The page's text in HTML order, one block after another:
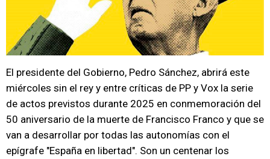
El presidente del Gobierno, Pedro Sánchez, abrirá este
miércoles sin el rey y entre críticas de PP y Vox la serie
de actos previstos durante 2025 en conmemoración del
50 aniversario de la muerte de Francisco Franco y que se
van a desarrollar por todas las autonomías con el
epígrafe "España en libertad". Son un centenar los